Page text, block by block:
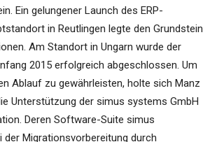
Ein gelungener Launch des ERP-
in Reutlingen legte den Grundstein
Am Standort in Ungarn wurde der
2015 erfolgreich abgeschlossen. Um
Ablauf zu gewährleisten, holte sich Manz
Unterstützung der simus systems GmbH
Deren Software-Suite simus
Migrationsvorbereitung durch